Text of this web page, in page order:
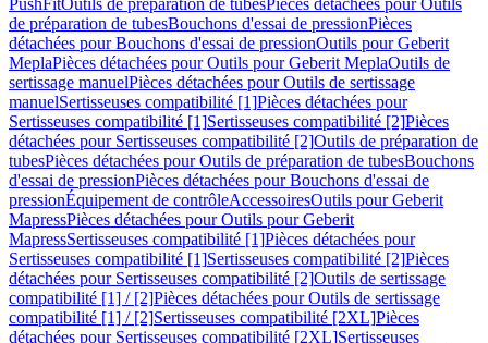
PushFitOutils de préparation de tubesPièces détachées pour Outils
de préparation de tubesBouchons d'essai de pressionPièces
détachées pour Bouchons d'essai de pressionOutils pour Geberit
MeplaPièces détachées pour Outils pour Geberit MeplaOutils de
sertissage manuelPièces détachées pour Outils de sertissage
manuelSertisseuses compatibilité [1]Pièces détachées pour
Sertisseuses compatibilité [1]Sertisseuses compatibilité [2]Pièces
détachées pour Sertisseuses compatibilité [2]Outils de préparation de
tubesPièces détachées pour Outils de préparation de tubesBouchons
d'essai de pressionPièces détachées pour Bouchons d'essai de
pressionÉquipement de contrôleAccessoiresOutils pour Geberit
MapressPièces détachées pour Outils pour Geberit
MapressSertisseuses compatibilité [1]Pièces détachées pour
Sertisseuses compatibilité [1]Sertisseuses compatibilité [2]Pièces
détachées pour Sertisseuses compatibilité [2]Outils de sertissage
compatibilité [1] / [2]Pièces détachées pour Outils de sertissage
compatibilité [1] / [2]Sertisseuses compatibilité [2XL]Pièces
détachées pour Sertisseuses compatibilité [2XL]Sertisseuses